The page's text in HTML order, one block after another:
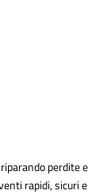
perdite e
rapidi, sicuri e